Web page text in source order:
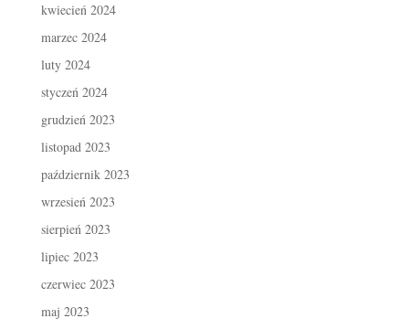
kwiecień 2024
marzec 2024
luty 2024
styczeń 2024
grudzień 2023
listopad 2023
październik 2023
wrzesień 2023
sierpień 2023
lipiec 2023
czerwiec 2023
maj 2023